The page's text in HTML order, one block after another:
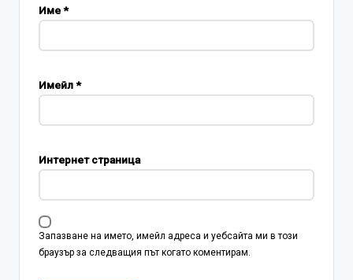
Име*
Имейл*
Интернет страница
Запазване на името, имейл адреса и уебсайта ми в този
браузър за следващия път когато коментирам.